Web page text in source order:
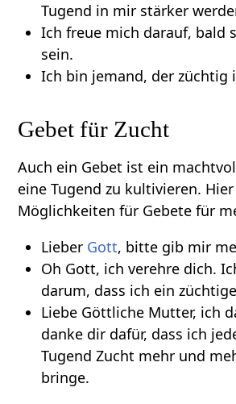
Tugend in mir stärker
Ich freue mich darauf, bald
sein.
Ich bin jemand, der züchtig
Gebet für Zucht
Auch ein Gebet ist ein
eine Tugend zu kultivieren.
Möglichkeiten für Gebete für
Lieber Gott, bitte gib mir
Oh Gott, ich verehre dich.
darum, dass ich ein
Liebe Göttliche Mutter, ich
danke dir dafür, dass ich
Tugend Zucht mehr und
bringe.